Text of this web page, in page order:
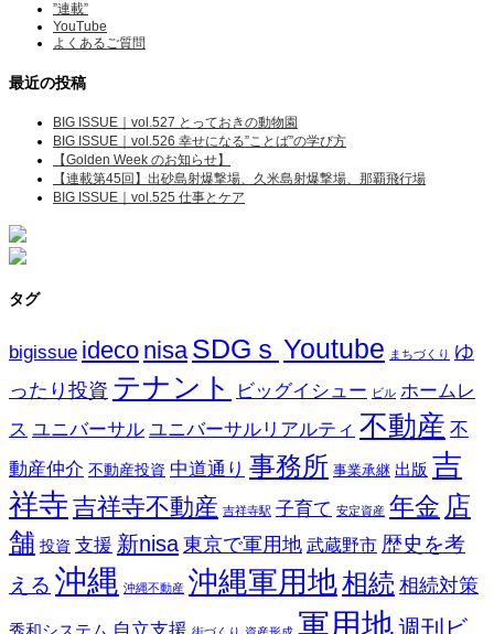
”連載”
YouTube
よくあるご質問
最近の投稿
BIG ISSUE｜vol.527 とっておきの動物園
BIG ISSUE｜vol.526 幸せになる”ことば”の学び方
【Golden Week のお知らせ】
【連載第45回】出砂島射爆撃場、久米島射爆撃場、那覇飛行場
BIG ISSUE｜vol.525 仕事とケア
タグ
bigissue ideco nisa SDGｓ Youtube まちづくり ゆ
ったり投資 テナント ビッグイシュー ビル ホームレ
ス ユニバーサル ユニバーサルリアルティ 不動産 不
動産仲介 不動産投資 中道通り 事務所 事業承継 出版 吉
祥寺 吉祥寺不動産 吉祥寺駅 子育て 安定資産 年金 店
舗 投資 支援 新nisa 東京で軍用地 武蔵野市 歴史を考
える 沖縄 沖縄不動産 沖縄軍用地相続 相続対策
秀和システム 自立支援 街づくり 資産形成 軍用地週刊ビ